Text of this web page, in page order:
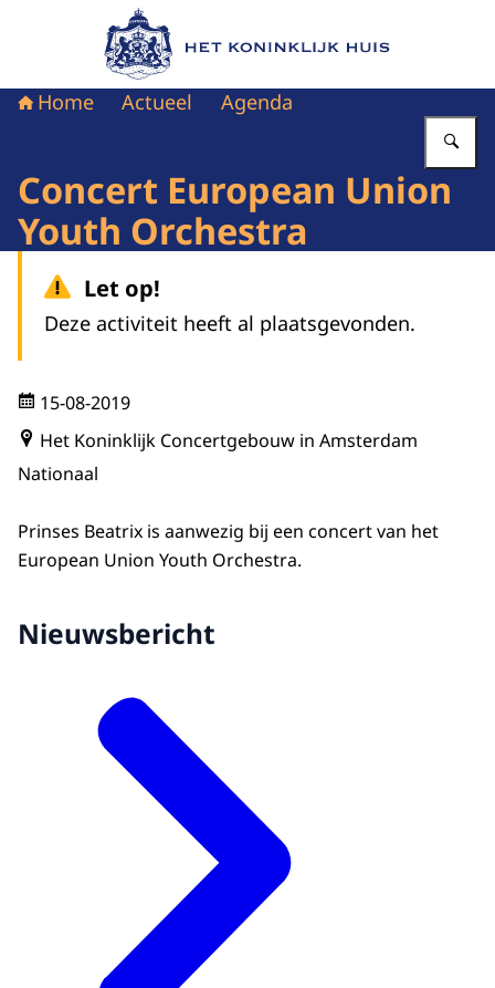
Naar de homepage van Het Koninklijk Huis
Home Actueel Agenda
Concert European Union
Youth Orchestra
Let op!
Deze activiteit heeft al plaatsgevonden.
15-08-2019
Het Koninklijk Concertgebouw in Amsterdam
Nationaal
Prinses Beatrix is aanwezig bij een concert van het
European Union Youth Orchestra.
Nieuwsbericht